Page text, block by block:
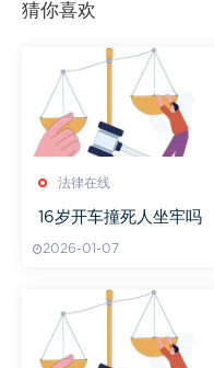
猜你喜欢
法律在线
16岁开车撞死人坐牢吗
2026-01-07